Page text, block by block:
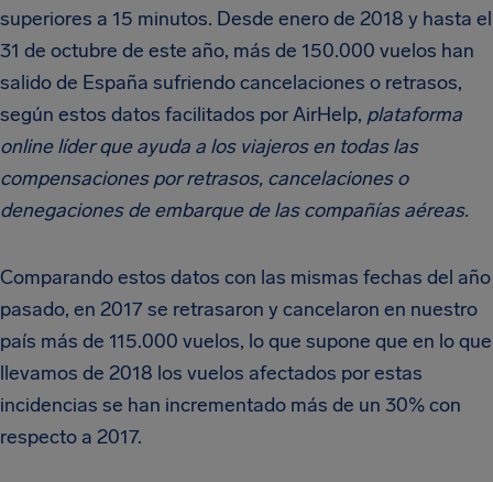
superiores a 15 minutos. Desde enero de 2018 y hasta el
31 de octubre de este año, más de 150.000 vuelos han
salido de España sufriendo cancelaciones o retrasos,
según estos datos facilitados por AirHelp, plataforma
online líder que ayuda a los viajeros en todas las
compensaciones por retrasos, cancelaciones o
denegaciones de embarque de las compañías aéreas.
Comparando estos datos con las mismas fechas del año
pasado, en 2017 se retrasaron y cancelaron en nuestro
país más de 115.000 vuelos, lo que supone que en lo que
llevamos de 2018 los vuelos afectados por estas
incidencias se han incrementado más de un 30% con
respecto a 2017.